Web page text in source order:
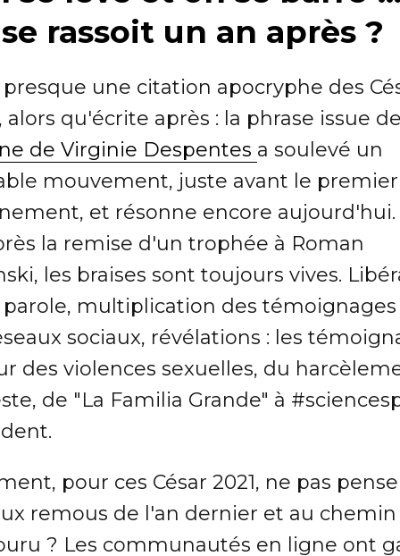
rassoit un an après ?
presque une citation apocryphe des
alors qu'écrite après : la phrase issue
de Virginie Despentes a soulevé un
mouvement, juste avant le premier
et résonne encore aujourd'hui.
la remise d'un trophée à Roman
les braises sont toujours vives.
parole, multiplication des témoignages
sociaux, révélations : les
des violences sexuelles, du
de "La Familia Grande" à
pour ces César 2021, ne pas
remous de l'an dernier et au chemin
? Les communautés en ligne ont